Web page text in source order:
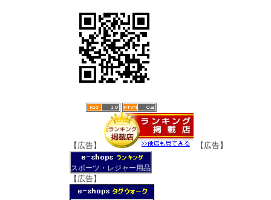
【広告】 【広告】
スポーツ・レジャー用品
【広告】